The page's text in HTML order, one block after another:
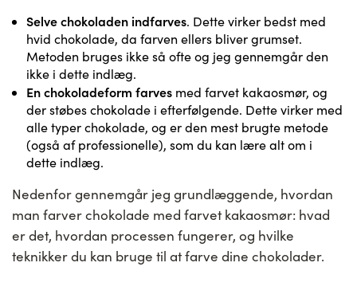
Selve chokoladen indfarves. Dette virker bedst med
hvid chokolade, da farven ellers bliver grumset.
Metoden bruges ikke så ofte og jeg gennemgår den
ikke i dette indlæg.
En chokoladeform farvesmed farvet kakaosmør, og
der støbes chokolade i efterfølgende. Dette virker med
alle typer chokolade, og er den mest brugte metode
(også af professionelle), som du kan lære alt om i
dette indlæg.
Nedenfor gennemgår jeg grundlæggende, hvordan
man farver chokolade med farvet kakaosmør: hvad
er det, hvordan processen fungerer, og hvilke
teknikker du kan bruge til at farve dine chokolader.